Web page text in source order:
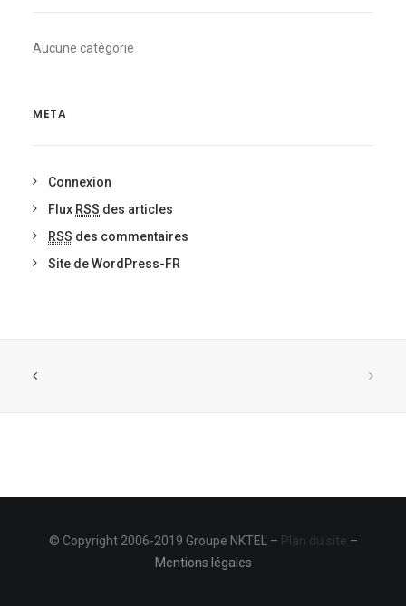
Aucune catégorie
META
Connexion
Flux RSS des articles
RSS des commentaires
Site de WordPress-FR
© Copyright 2006-2019 Groupe NKTEL – Plan du site –
Mentions légales